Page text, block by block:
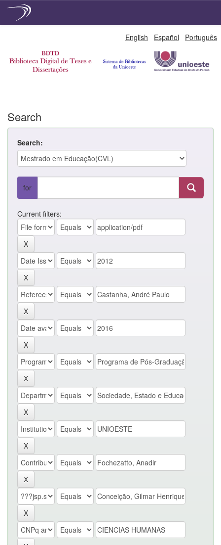
English Español Português
Search
Search:
for
Current filters: